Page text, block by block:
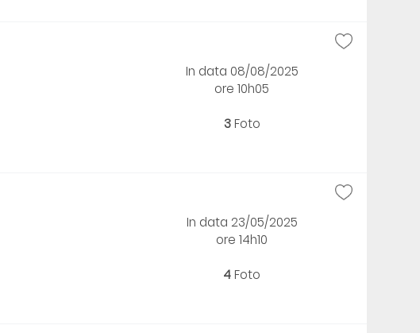
In data 08/08/2025
ore 10h05
3Foto
In data 23/05/2025
ore 14h10
4 Foto